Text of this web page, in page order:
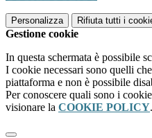
Personalizza Rifiuta tutti i
Gestione cookie
In questa schermata è possibile
I cookie necessari sono quelli
piattaforma e non è possibile
Per conoscere quali sono i
visionare la COOKIE POLICY.